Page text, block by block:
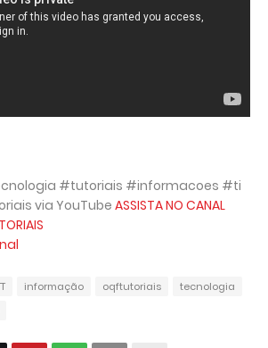
#tutoriais #informacoes #ti
via YouTube ASSISTA NO CANAL
informação oqftutoriais
tecnologia